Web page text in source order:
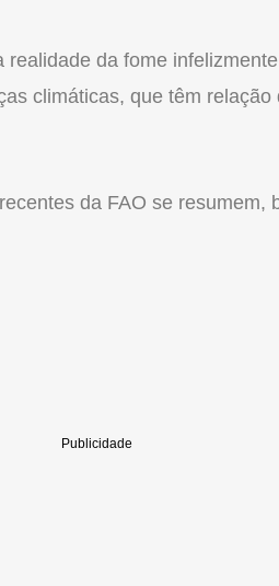
da fome
climáticas, que têm
da FAO se resumem,